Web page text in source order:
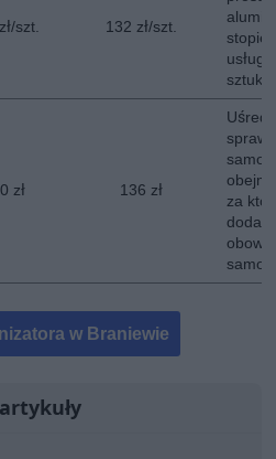
szt. 132 zł/szt.
sztukę.
zł 136 zł
za
w Braniewie